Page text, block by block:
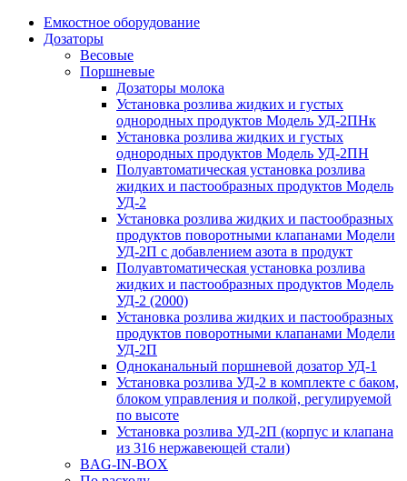
Емкостное оборудование
Дозаторы
Весовые
Поршневые
Дозаторы молока
Установка розлива жидких и густых
однородных продуктов Модель УД-2ПНк
Установка розлива жидких и густых
однородных продуктов Модель УД-2ПН
Полуавтоматическая установка розлива
жидких и пастообразных продуктов Модель
УД-2
Установка розлива жидких и пастообразных
продуктов поворотными клапанами Модели
УД-2П с добавлением азота в продукт
Полуавтоматическая установка розлива
жидких и пастообразных продуктов Модель
УД-2 (2000)
Установка розлива жидких и пастообразных
продуктов поворотными клапанами Модели
УД-2П
Одноканальный поршневой дозатор УД-1
Установка розлива УД-2 в комплекте с баком,
блоком управления и полкой, регулируемой
по высоте
Установка розлива УД-2П (корпус и клапана
из 316 нержавеющей стали)
BAG-IN-BOX